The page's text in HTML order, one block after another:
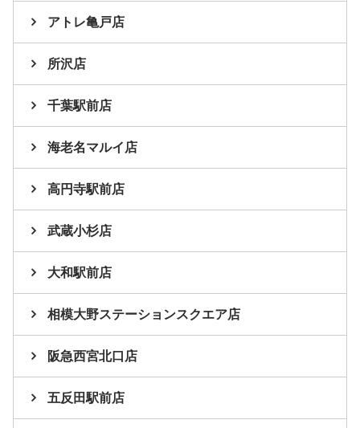
アトレ亀戸店
所沢店
千葉駅前店
海老名マルイ店
高円寺駅前店
武蔵小杉店
大和駅前店
相模大野ステーションスクエア店
阪急西宮北口店
五反田駅前店